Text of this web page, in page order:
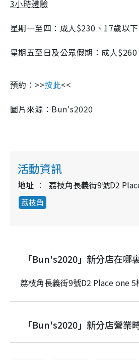
3小時體驗
星期一至四：成人$230、17歲以
星期五至日及公眾假期：成人
預約：>>按此<<
圖片來源：Bun's2020
活動資訊
地址 荔枝角長義街9號D2
荔枝角
「Bun's2020」新分店在哪
荔枝角長義街9號D2 Place one 5
「Bun's2020」新分店營業